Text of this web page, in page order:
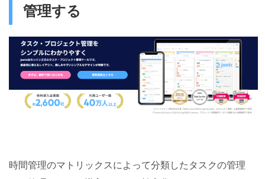
管理する
時間管理のマトリックスによって分類したタスクの管理